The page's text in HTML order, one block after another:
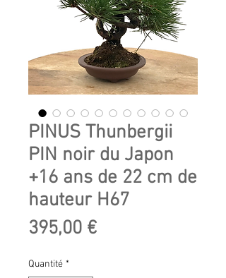
PINUS Thunbergii
PIN noir du Japon
+16 ans de 22 cm de
hauteur H67
395,00 €Prix
Quantité *